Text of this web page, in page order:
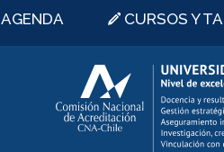
AGENDA CURSOS Y